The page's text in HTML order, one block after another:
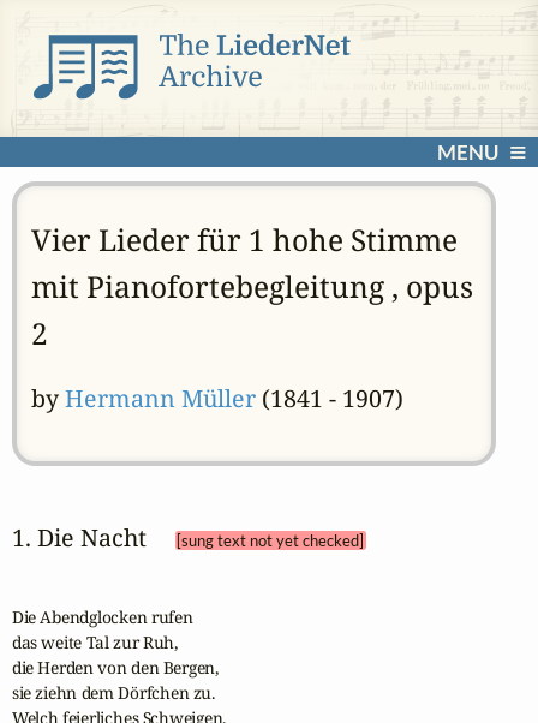
MENU
Vier Lieder für 1 hohe Stimme
mit Pianofortebegleitung , opus
2
byHermann Müller(1841 - 1907)
1. Die Nacht [sung text not yet checked]
Die Abendglocken rufen
das weite Tal zur Ruh,
die Herden von den Bergen,
sie ziehn dem Dörfchen zu.
Welch feierliches Schweigen,